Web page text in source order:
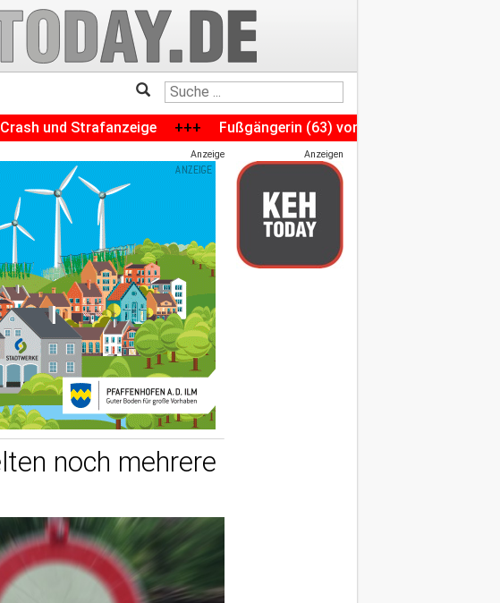
+++ Fußgängerin (63) von Auto erfasst: Folgenreicher Unfall
Anzeige
noch mehrere
Anzeigen